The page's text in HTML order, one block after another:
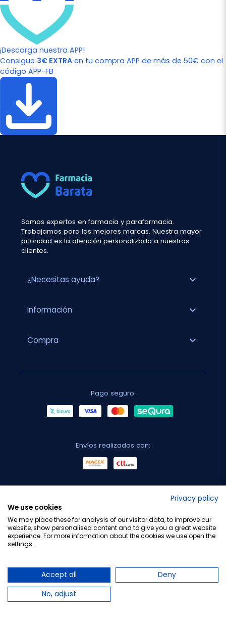
¡Descarga nuestra APP!
Consigue 3€ EXTRA en tu compra APP de más de 50€ con el
código APP-FB
Somos expertos en farmacia y parafarmacia.
Trabajamos para las mejores marcas. Nuestra mayor
prioridad es la atención personalizada a nuestros
clientes.
¿Necesitas ayuda? expand_more
Información expand_more
Compra expand_more
Pago seguro:
Envíos realizados con:
Privacy policy
We use cookies
We may place these for analysis of our visitor data, to improve our
website, show personalised content and to give you a great website
experience. For more information about the cookies we use open the
settings.
Accept all
Deny
No, adjust